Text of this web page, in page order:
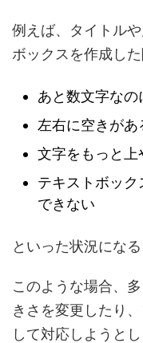
例えば、タイトル
ボックスを作成した
あと数文字な
左右に空きが
文字をもっと
テキストボッ
できない
といった状況にな
このような場合、
きさを変更したり
して対応しようとし